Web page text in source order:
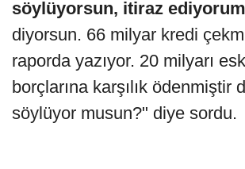
söylüyorsun, itiraz
diyorsun. 66 milyar kredi
raporda yazıyor. 20 milyarı
borçlarına karşılık ödenmiştir
söylüyor musun?" diye sordu.